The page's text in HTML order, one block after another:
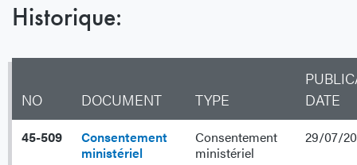
Historique:
NO DOCUMENT TYPE
DATE
45-509
Consentement
ministériel
Consentement
ministériel
29/07/